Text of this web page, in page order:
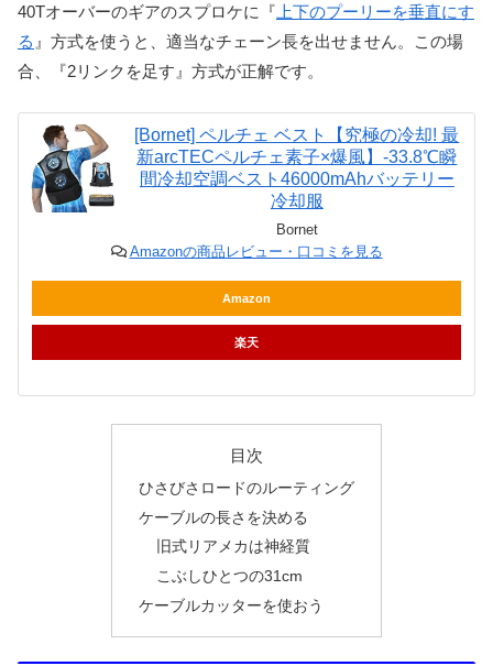
40Tオーバーのギアのスプロケに『 上下のプーリーを垂直にす
る 』方式を使うと、適当なチェーン長を出せません。この場
合、『2リンクを足す』方式が正解です。
[Bornet] ペルチェ ベスト【究極の冷却! 最
新arcTECペルチェ素子×爆風】-33.8℃瞬
間冷却空調ベスト46000mAhバッテリー
冷却服
Bornet
Amazonの商品レビュー・口コミを見る
Amazon
楽天
目次
ひさびさロードのルーティング
ケーブルの長さを決める
旧式リアメカは神経質
こぶしひとつの31cm
ケーブルカッターを使おう